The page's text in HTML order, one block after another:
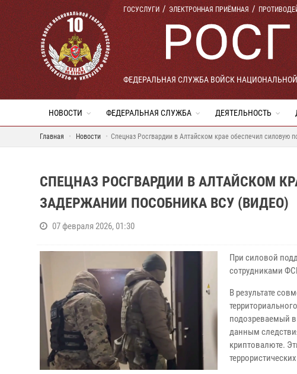
ГОСУСЛУГИ ЭЛЕКТРОННАЯ ПРИЁМНАЯ
ФЕДЕРАЛЬНАЯ СЛУЖБА ВОЙСК
НОВОСТИ ФЕДЕРАЛЬНАЯ СЛУЖБА ДЕЯТЕЛЬНОСТЬ
Главная Новости Спецназ Росгвардии в Алтайском крае обеспечил силовую
СПЕЦНАЗ РОСГВАРДИИ В АЛТАЙСКОМ
ЗАДЕРЖАНИИ ПОСОБНИКА ВСУ (ВИДЕО)
07 февраля 2026, 01:30
При силовой
сотрудниками
В результате
подозреваемый
данным
криптовалюте.